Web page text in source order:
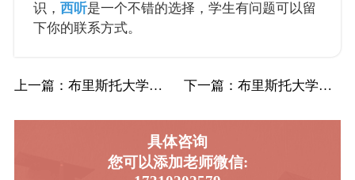
识， 西听是一个不错的选择，学生有问题可以留
下你的联系方式。
上一篇 ：布里斯托大学Bristol布大国际关系辅… 下一篇 ：布里斯托大学Bristol布大英语和西班…
具体咨询
您可以添加老师微信: